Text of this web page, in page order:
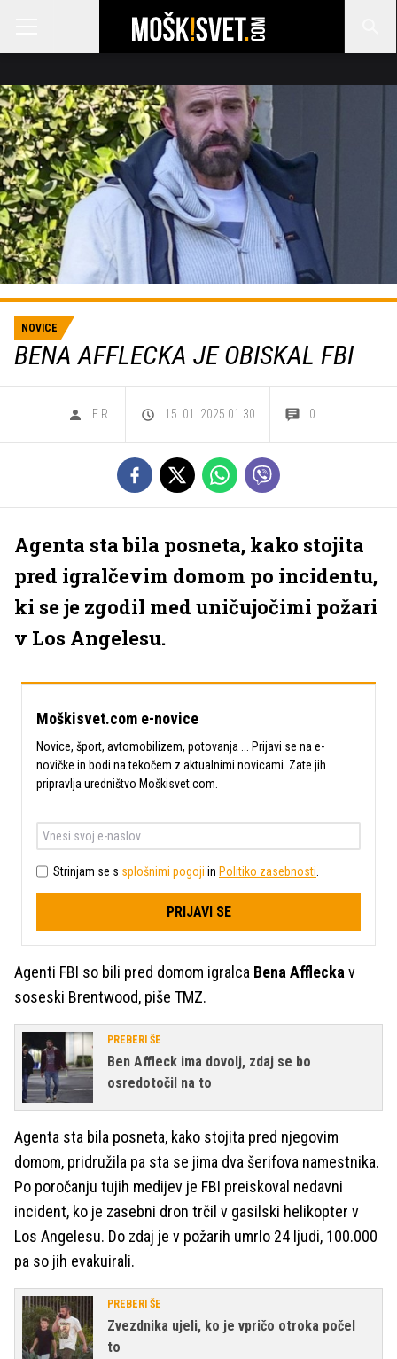
NOVICE
BENA AFFLECKA JE OBISKAL FBI
E.R. 15. 01. 2025 01.30 0
Agenta sta bila posneta, kako stojita
pred igralčevim domom po incidentu,
ki se je zgodil med uničujočimi požari
v Los Angelesu.
Moškisvet.com e-novice
Novice, šport, avtomobilizem, potovanja ... Prijavi se na e-
novičke in bodi na tekočem z aktualnimi novicami. Zate jih
pripravlja uredništvo Moškisvet.com.
Strinjam se s splošnimi pogoji in Politiko zasebnosti
PRIJAVI SE
Agenti FBI so bili pred domom igralca Bena Afflecka v
soseski Brentwood, piše TMZ.
PREBERI ŠE
Ben Affleck ima dovolj, zdaj se bo
osredotočil na to
Agenta sta bila posneta, kako stojita pred njegovim
domom, pridružila pa sta se jima dva šerifova namestnika.
Po poročanju tujih medijev je FBI preiskoval nedavni
incident, ko je zasebni dron trčil v gasilski helikopter v
Los Angelesu. Do zdaj je v požarih umrlo 24 ljudi, 100.000
pa so jih evakuirali.
PREBERI ŠE
Zvezdnika ujeli, ko je vpričo otroka počel
to